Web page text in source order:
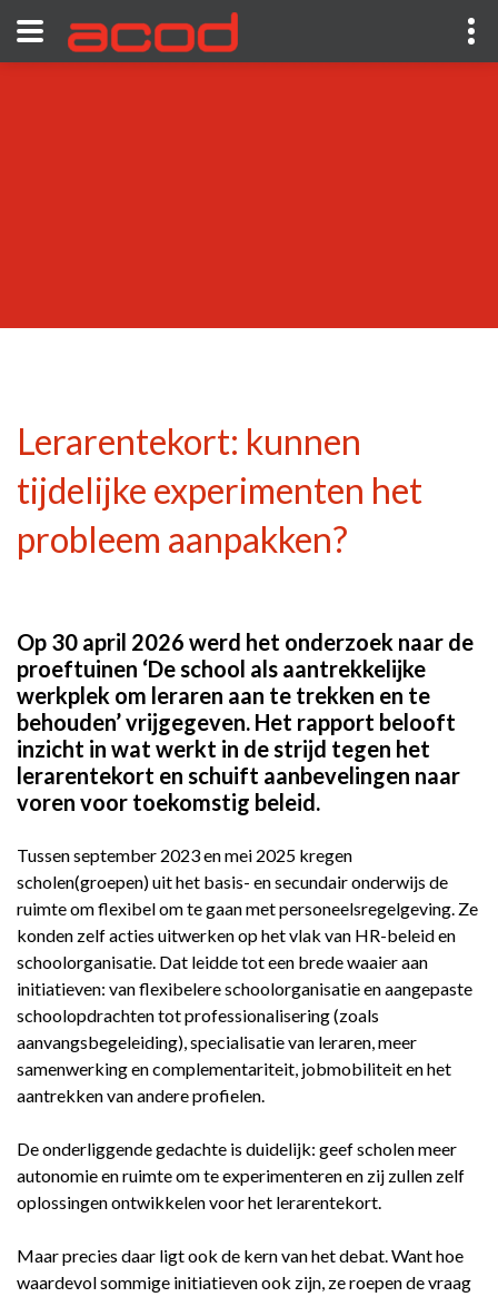
Lerarentekort: kunnen
tijdelijke experimenten het
probleem aanpakken?
Op 30 april 2026 werd het onderzoek naar de
proeftuinen ‘De school als aantrekkelijke
werkplek om leraren aan te trekken en te
behouden’ vrijgegeven. Het rapport belooft
inzicht in wat werkt in de strijd tegen het
lerarentekort en schuift aanbevelingen naar
voren voor toekomstig beleid.
Tussen september 2023 en mei 2025 kregen
scholen(groepen) uit het basis- en secundair onderwijs de
ruimte om flexibel om te gaan met personeelsregelgeving. Ze
konden zelf acties uitwerken op het vlak van HR-beleid en
schoolorganisatie. Dat leidde tot een brede waaier aan
initiatieven: van flexibelere schoolorganisatie en aangepaste
schoolopdrachten tot professionalisering (zoals
aanvangsbegeleiding), specialisatie van leraren, meer
samenwerking en complementariteit, jobmobiliteit en het
aantrekken van andere profielen.
De onderliggende gedachte is duidelijk: geef scholen meer
autonomie en ruimte om te experimenteren en zij zullen zelf
oplossingen ontwikkelen voor het lerarentekort.
Maar precies daar ligt ook de kern van het debat. Want hoe
waardevol sommige initiatieven ook zijn, ze roepen de vraag